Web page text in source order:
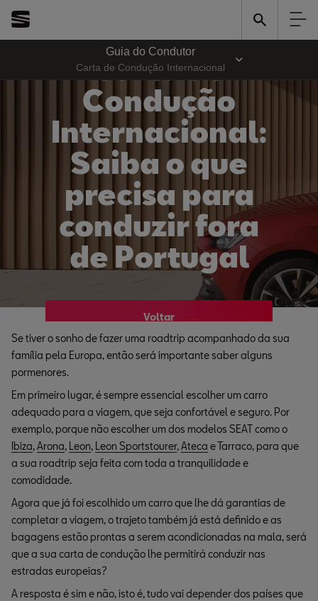
Guia do Condutor
Carta de Condução Internacional
Carta de
Condução
Internacional:
Saiba o que
precisa para
conduzir fora
de Portugal
Voltar
Se tiver o sonho de fazer uma roadtrip acompanhado da sua
família pela Europa, então será importante saber alguns
pormenores.
Em primeiro lugar, é sempre essencial escolher um carro
adequado para a viagem, que seja confortável e seguro. Por
exemplo, porque não escolher um dos modelos SEAT como o
Ibiza,Arona, Leon, Leon Sportstourer,Ateca e Tarraco, para que
a sua roadtrip seja feita com toda a tranquilidade e
comodidade.
Agora que já foi escolhido um carro que lhe dá garantias de
completar a viagem, o trajeto também já está definido e as
bagagens estão prontas a serem acondicionadas na mala, será
que a sua carta de condução lhe permitirá conduzir nas
estradas europeias?
A resposta é sim e não, isto é, tudo vai depender dos países que